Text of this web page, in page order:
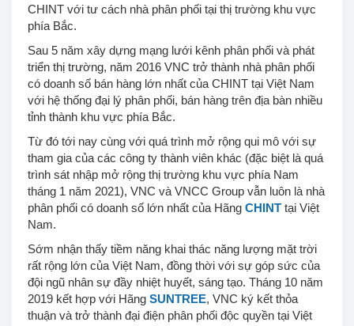
CHINT với tư cách nhà phân phối tại thị trường khu vực
phía Bắc.
Sau 5 năm xây dựng mạng lưới kênh phân phối và phát
triển thị trường, năm 2016 VNC trở thành nhà phân phối
có doanh số bán hàng lớn nhất của CHINT tại Việt Nam
với hệ thống đại lý phân phối, bán hàng trên địa bàn nhiều
tỉnh thành khu vực phía Bắc.
Từ đó tới nay cùng với quá trình mở rộng qui mô với sự
tham gia của các công ty thành viên khác (đặc biệt là quá
trình sát nhập mở rộng thị trường khu vực phía Nam
tháng 1 năm 2021), VNC và VNCC Group vẫn luôn là nhà
phân phối có doanh số lớn nhất của Hãng CHINT tại Việt
Nam.
Sớm nhận thấy tiềm năng khai thác năng lượng mặt trời
rất rộng lớn của Việt Nam, đồng thời với sự góp sức của
đội ngũ nhân sự đầy nhiệt huyết, sáng tạo. Tháng 10 năm
2019 kết hợp với Hãng SUNTREE, VNC ký kết thỏa
thuận và trở thành đại điện phân phối độc quyền tại Việt